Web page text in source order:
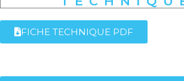
FICHE TECHNIQUE PDF